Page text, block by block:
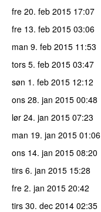
fre 20. feb 2015 17:07
fre 13. feb 2015 03:06
man 9. feb 2015 11:53
tors 5. feb 2015 03:47
søn 1. feb 2015 12:12
ons 28. jan 2015 00:48
lør 24. jan 2015 07:23
man 19. jan 2015 01:06
ons 14. jan 2015 08:20
tirs 6. jan 2015 15:28
fre 2. jan 2015 20:42
tirs 30. dec 2014 02:35